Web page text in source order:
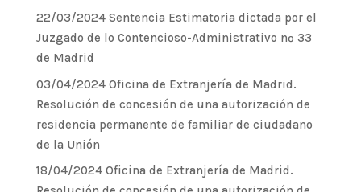
22/03/2024 Sentencia Estimatoria dictada por el
Juzgado de lo Contencioso-Administrativo nº 33
de Madrid
03/04/2024 Oficina de Extranjería de Madrid.
Resolución de concesión de una autorización de
residencia permanente de familiar de ciudadano
de la Unión
18/04/2024 Oficina de Extranjería de Madrid.